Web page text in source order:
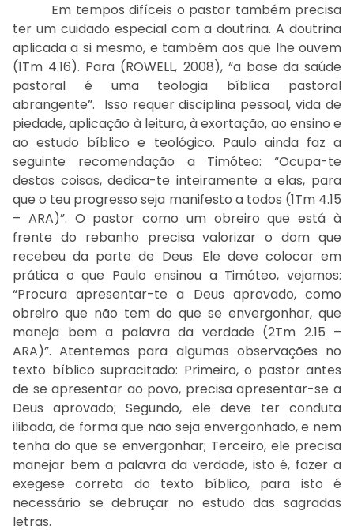
Em tempos difíceis o pastor também precisa
ter um cuidado especial com a doutrina. A doutrina
aplicada a si mesmo, e também aos que lhe ouvem
(1Tm 4.16). Para (ROWELL, 2008), “a base da saúde
pastoral é uma teologia bíblica pastoral
abrangente”. Isso requer disciplina pessoal, vida de
piedade, aplicação à leitura, à exortação, ao ensino e
ao estudo bíblico e teológico. Paulo ainda faz a
seguinte recomendação a Timóteo: “Ocupa-te
destas coisas, dedica-te inteiramente a elas, para
que o teu progresso seja manifesto a todos (1Tm 4.15
– ARA)”. O pastor como um obreiro que está à
frente do rebanho precisa valorizar o dom que
recebeu da parte de Deus. Ele deve colocar em
prática o que Paulo ensinou a Timóteo, vejamos:
“Procura apresentar-te a Deus aprovado, como
obreiro que não tem do que se envergonhar, que
maneja bem a palavra da verdade (2Tm 2.15 –
ARA)”. Atentemos para algumas observações no
texto bíblico supracitado: Primeiro, o pastor antes
de se apresentar ao povo, precisa apresentar-se a
Deus aprovado; Segundo, ele deve ter conduta
ilibada, de forma que não seja envergonhado, e nem
tenha do que se envergonhar; Terceiro, ele precisa
manejar bem a palavra da verdade, isto é, fazer a
exegese correta do texto bíblico, para isto é
necessário se debruçar no estudo das sagradas
letras.